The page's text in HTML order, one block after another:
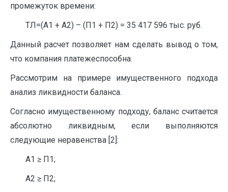
промежуток времени:
ТЛ=(А1 + А2) – (П1 + П2) = 35 417 596 тыс. руб.
Данный расчет позволяет нам сделать вывод о том,
что компания платежеспособна.
Рассмотрим на примере имущественного подхода
анализ ликвидности баланса.
Согласно имущественному подходу, баланс считается
абсолютно ликвидным, если выполняются
следующие неравенства [2]:
А1 ≥ П1;
А2 ≥ П2;